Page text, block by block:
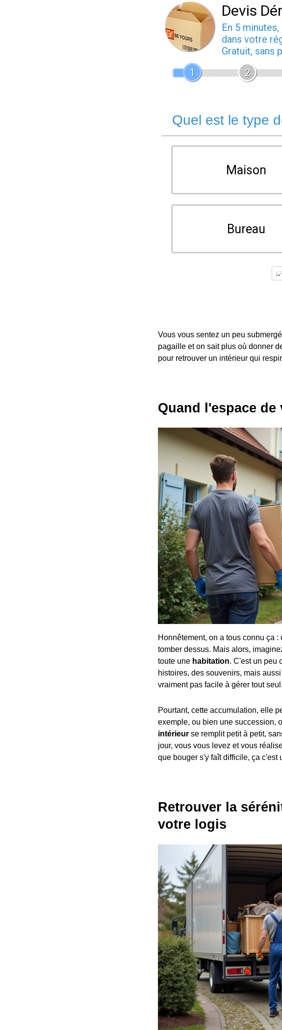
Devis
En 5
dans votre
Gratuit, sans
1
2
Quel est le type
Maison
Bureau
Vous vous sentez un peu
pagaille et on sait plus où donner
pour retrouver un intérieur qui
Quand l'espace
Honnêtement, on a tous connu ça
tomber dessus. Mais alors,
toute une habitation. C'est un peu
histoires, des souvenirs, mais
vraiment pas facile à gérer tout seul.
Pourtant, cette accumulation, elle
exemple, ou bien une succession,
intérieur se remplit petit à petit,
jour, vous vous levez et vous
que bouger s'y faît difficile, ça c'est
Retrouver la
votre logis